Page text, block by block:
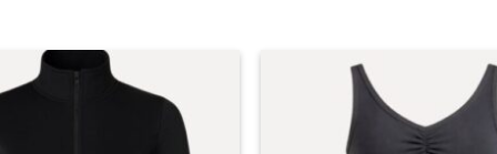
Toevoegen
aan
verlanglijst